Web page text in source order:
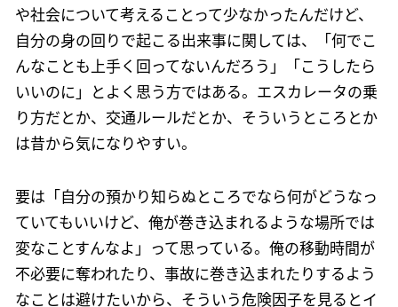
や社会について考えることって少なかったんだけど、
自分の身の回りで起こる出来事に関しては、「何でこ
んなことも上手く回ってないんだろう」「こうしたら
いいのに」とよく思う方ではある。エスカレータの乗
り方だとか、交通ルールだとか、そういうところとか
は昔から気になりやすい。
要は「自分の預かり知らぬところでなら何がどうなっ
ていてもいいけど、俺が巻き込まれるような場所では
変なことすんなよ」って思っている。俺の移動時間が
不必要に奪われたり、事故に巻き込まれたりするよう
なことは避けたいから、そういう危険因子を見るとイ